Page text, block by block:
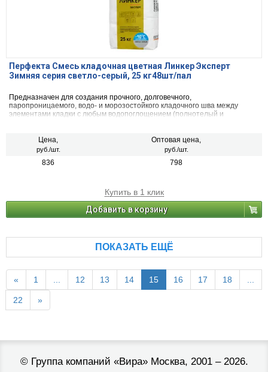
Перфекта Смесь кладочная цветная Линкер Эксперт
Зимняя серия светло-серый, 25 кг48шт/пал
Предназначен для создания прочного, долговечного,
паропроницаемого, водо- и морозостойкого кладочного шва между
элементами кладки с любым водопоглощением (полнотелый и
натурального камня) с одновременной декоративной расшивкой швов
Цена,
руб./шт.
Оптовая цена,
руб./шт.
836 798
Купить в 1 клик
Добавить в корзину
ПОКАЗАТЬ ЕЩЁ
« 1 ... 12 13 14 15 16 17 18 ...
22 »
© Группа компаний «Вира»Москва, 2001 – 2026.